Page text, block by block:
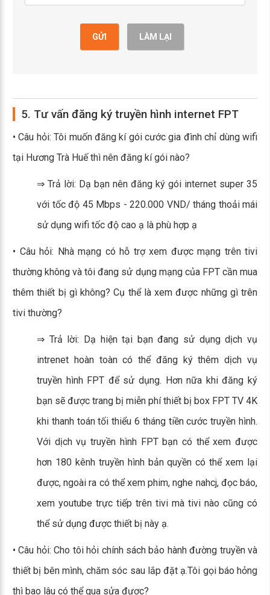
GỬI LÀM LẠI
5. Tư vấn đăng ký truyền hình internet FPT
• Câu hỏi: Tôi muốn đăng kí gói cước gia đình chỉ dùng wifi
tại Hương Trà Huế thì nên đăng kí gói nào?
⇒ Trả lời: Dạ bạn nên đăng ký gói internet super 35
với tốc độ 45 Mbps - 220.000 VND/ tháng thoải mái
sử dụng wifi tốc độ cao ạ là phù hợp ạ
• Câu hỏi: Nhà mạng có hỗ trợ xem được mạng trên tivi
thường không và tôi đang sử dụng mạng của FPT cần mua
thêm thiết bị gì không? Cụ thể là xem được những gì trên
tivi thường?
⇒ Trả lời: Dạ hiện tại bạn đang sử dụng dịch vụ
intrenet hoàn toàn có thể đăng ký thêm dịch vụ
truyền hình FPT để sử dụng. Hơn nữa khi đăng ký
bạn sẽ được trang bị miễn phí thiết bị box FPT TV 4K
khi thanh toán tối thiểu 6 tháng tiền cước truyền hình.
Với dịch vụ truyền hình FPT bạn có thể xem được
hơn 180 kênh truyền hình bản quyền có thể xem lại
được, ngoài ra có thể xem phim, nghe nahcj, đọc báo,
xem youtube trực tiếp trên tivi mà tivi nào cũng có
thể sử dụng được thiết bị này ạ.
• Câu hỏi: Cho tôi hỏi chính sách bảo hành đường truyền và
thiết bị bên mình, chăm sóc sau lắp đặt ạ.Tôi gọi báo hỏng
thì bao lâu có thể qua sửa được?